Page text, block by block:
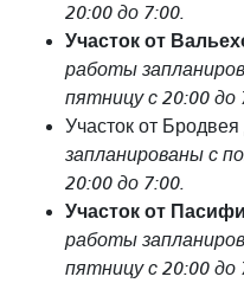
20:00 до 7:00.
Участок от
работы
пятницу с 20:00 до
Участок от
запланированы с
20:00 до 7:00.
Участок от
работы
пятницу с 20:00 до